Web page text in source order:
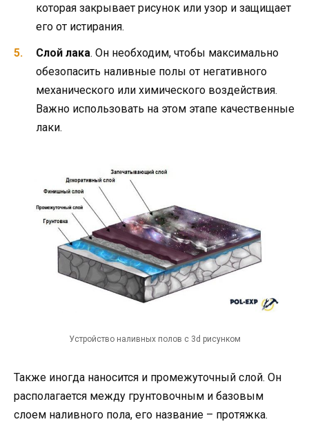
которая закрывает рисунок или узор и защищает
его от истирания.
Слой лака. Он необходим, чтобы максимально
обезопасить наливные полы от негативного
механического или химического воздействия.
Важно использовать на этом этапе качественные
лаки.
Устройство наливных полов с 3d рисунком
Также иногда наносится и промежуточный слой. Он
располагается между грунтовочным и базовым
слоем наливного пола, его название – протяжка.